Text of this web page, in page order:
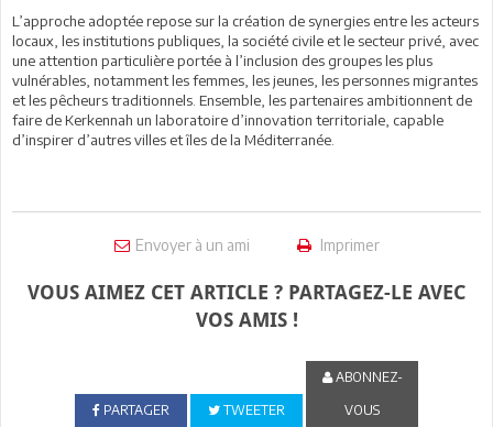
L’approche adoptée repose sur la création de synergies entre les acteurs
locaux, les institutions publiques, la société civile et le secteur privé, avec
une attention particulière portée à l’inclusion des groupes les plus
vulnérables, notamment les femmes, les jeunes, les personnes migrantes
et les pêcheurs traditionnels. Ensemble, les partenaires ambitionnent de
faire de Kerkennah un laboratoire d’innovation territoriale, capable
d’inspirer d’autres villes et îles de la Méditerranée.
Envoyer à un ami Imprimer
VOUS AIMEZ CET ARTICLE ? PARTAGEZ-LE AVEC
VOS AMIS !
PARTAGER TWEETER
ABONNEZ-
VOUS